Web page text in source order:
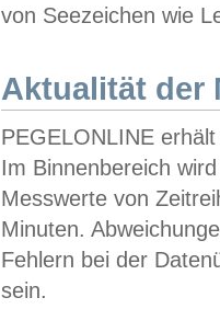
von Seezeichen wie
Aktualität der
PEGELONLINE
Im Binnenbereich
Messwerte von
Minuten.
Fehlern bei der
sein.